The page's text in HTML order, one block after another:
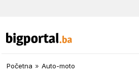
Početna » Auto-moto